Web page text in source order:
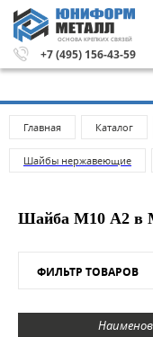
ОСНОВА КРЕПКИХ СВЯЗЕЙ
+7 (495) 156-43-59
рублей.Метизы
Главная Каталог
Шайбы нержавеющие
Шайба М10 А2 в
ФИЛЬТР ТОВАРОВ
Цена